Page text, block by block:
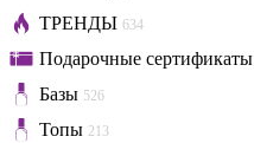
ТРЕНДЫ 634
Подарочные сертификаты
Базы 526
Топы 213